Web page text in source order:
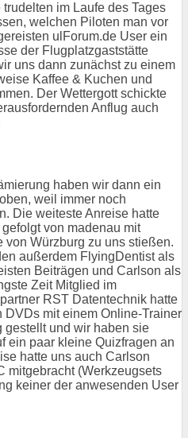
im Laufe des Tages
welchen Piloten man vor
ulForum.de User ein
der Flugplatzgaststätte
uns dann zunächst zu einem
Kaffee & Kuchen und
Der Wettergott schickte
Anflug auch
haben wir dann ein
weil immer noch
Die weiteste Anreise hatte
von madenau mit
von Würzburg zu uns stießen.
außerdem FlyingDentist als
Beiträgen und Carlson als
Zeit Mitglied im
RST Datentechnik hatte
DVDs mit einem Online-Trainer
gestellt und wir haben sie
ein paar kleine Quizfragen an
hatte uns auch Carlson
mitgebracht (Werkzeugsets
keiner der anwesenden User